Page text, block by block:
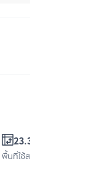
23.33 ตร.ม.
พื้นที่ใช้สอย